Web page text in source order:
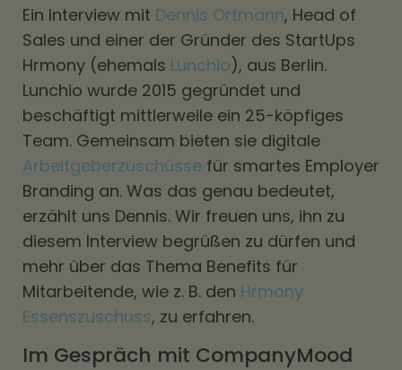
Ein Interview mit Dennis Ortmann, Head of
Sales und einer der Gründer des StartUps
Hrmony (ehemals Lunchio), aus Berlin.
Lunchio wurde 2015 gegründet und
beschäftigt mittlerweile ein 25-köpfiges
Team. Gemeinsam bieten sie digitale
Arbeitgeberzuschüsse für smartes Employer
Branding an. Was das genau bedeutet,
erzählt uns Dennis. Wir freuen uns, ihn zu
diesem Interview begrüßen zu dürfen und
mehr über das Thema Benefits für
Mitarbeitende, wie z. B. den Hrmony
Essenszuschuss, zu erfahren.
Im Gespräch mit CompanyMood